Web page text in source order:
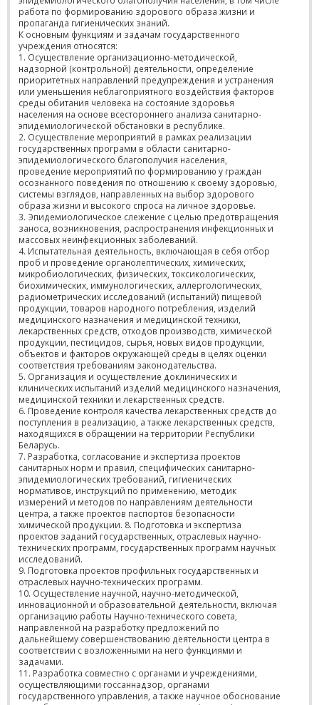
работа по формированию здорового образа жизни и
пропаганда гигиенических знаний.
К основным функциям и задачам государственного
учреждения относятся:
1. Осуществление организационно-методической,
надзорной (контрольной) деятельности, определение
приоритетных направлений предупреждения и устранения
или уменьшения неблагоприятного воздействия факторов
среды обитания человека на состояние здоровья
населения на основе всестороннего анализа санитарно-
эпидемиологической обстановки в республике.
2. Осуществление мероприятий в рамках реализации
государственных программ в области санитарно-
эпидемиологического благополучия населения,
проведение мероприятий по формированию у граждан
осознанного поведения по отношению к своему здоровью,
системы взглядов, направленных на выбор здорового
образа жизни и высокого спроса на личное здоровье.
3. Эпидемиологическое слежение с целью предотвращения
заноса, возникновения, распространения инфекционных и
массовых неинфекционных заболеваний.
4. Испытательная деятельность, включающая в себя отбор
проб и проведение органолептических, химических,
микробиологических, физических, токсикологических,
биохимических, иммунологических, аллергологических,
радиометрических исследований (испытаний) пищевой
продукции, товаров народного потребления, изделий
медицинского назначения и медицинской техники,
лекарственных средств, отходов производств, химической
продукции, пестицидов, сырья, новых видов продукции,
объектов и факторов окружающей среды в целях оценки
соответствия требованиям законодательства.
5. Организация и осуществление доклинических и
клинических испытаний изделий медицинского назначения,
медицинской техники и лекарственных средств.
6. Проведение контроля качества лекарственных средств до
поступления в реализацию, а также лекарственных средств,
находящихся в обращении на территории Республики
Беларусь.
7. Разработка, согласование и экспертиза проектов
санитарных норм и правил, специфических санитарно-
эпидемиологических требований, гигиенических
нормативов, инструкций по применению, методик
измерений и методов по направлениям деятельности
центра, а также проектов паспортов безопасности
химической продукции. 8. Подготовка и экспертиза
проектов заданий государственных, отраслевых научно-
технических программ, государственных программ научных
исследований.
9. Подготовка проектов профильных государственных и
отраслевых научно-технических программ.
10. Осуществление научной, научно-методической,
инновационной и образовательной деятельности, включая
организацию работы Научно-технического совета,
направленной на разработку предложений по
дальнейшему совершенствованию деятельности центра в
соответствии с возложенными на него функциями и
задачами.
11. Разработка совместно с органами и учреждениями,
осуществляющими госсаннадзор, органами
государственного управления, а также научное обоснование